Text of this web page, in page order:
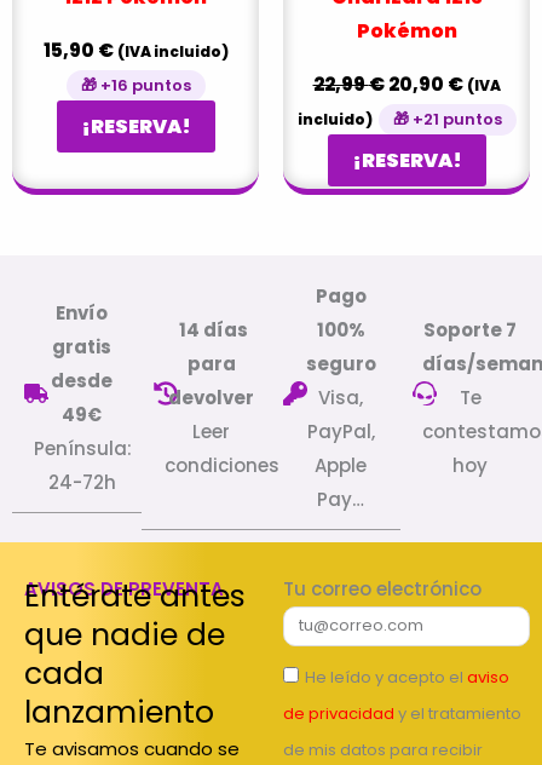
15,90 € (IVA incluido)
🎁 +16 puntos
¡RESERVA!
Pokémon
22,99€ 20,90 € (IVA
incluido)
🎁 +21 puntos
¡RESERVA!
Envío
gratis
desde
49€
Península:
24-72h
14 días
para
devolver
Leer
condiciones
Pago
100%
seguro
Visa,
PayPal,
Apple
Pay…
Soporte 7
días/
Te
hoy
AVISOS DE PREVENTA
Entérate antes
que nadie de
cada
lanzamiento
Te avisamos cuando se
Tu correo electrónico
He leído y acepto el aviso
de privacidad y el tratamiento
de mis datos para recibir